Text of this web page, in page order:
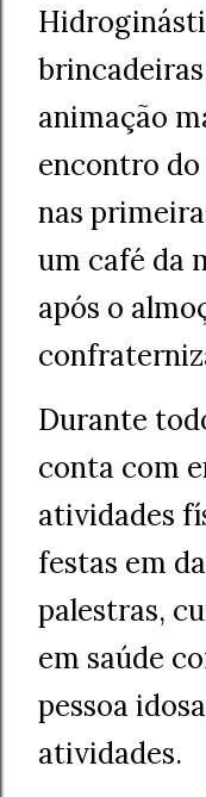
animação
encontro
nas
um café da
após o
Durante
conta com
atividades
festas em
palestras,
em saúde
pessoa
atividades.